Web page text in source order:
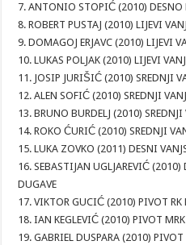
7. ANTONIO STOPIĆ (2010) DESNO
8. ROBERT PUSTAJ (2010) LIJEVI
9. DOMAGOJ ERJAVC (2010) LIJEVI
10. LUKAS POLJAK (2010) LIJEVI
11. JOSIP JURIŠIĆ (2010) SREDNJI
12. ALEN SOFIĆ (2010) SREDNJI
13. BRUNO BURDELJ (2010)
14. ROKO ĆURIĆ (2010) SREDNJI
15. LUKA ZOVKO (2011) DESNI
16. SEBASTIJAN UGLJAREVIĆ (2010)
DUGAVE
17. VIKTOR GUCIĆ (2010) PIVOT RK
18. IAN KEGLEVIĆ (2010) PIVOT
19. GABRIEL DUSPARA (2010)